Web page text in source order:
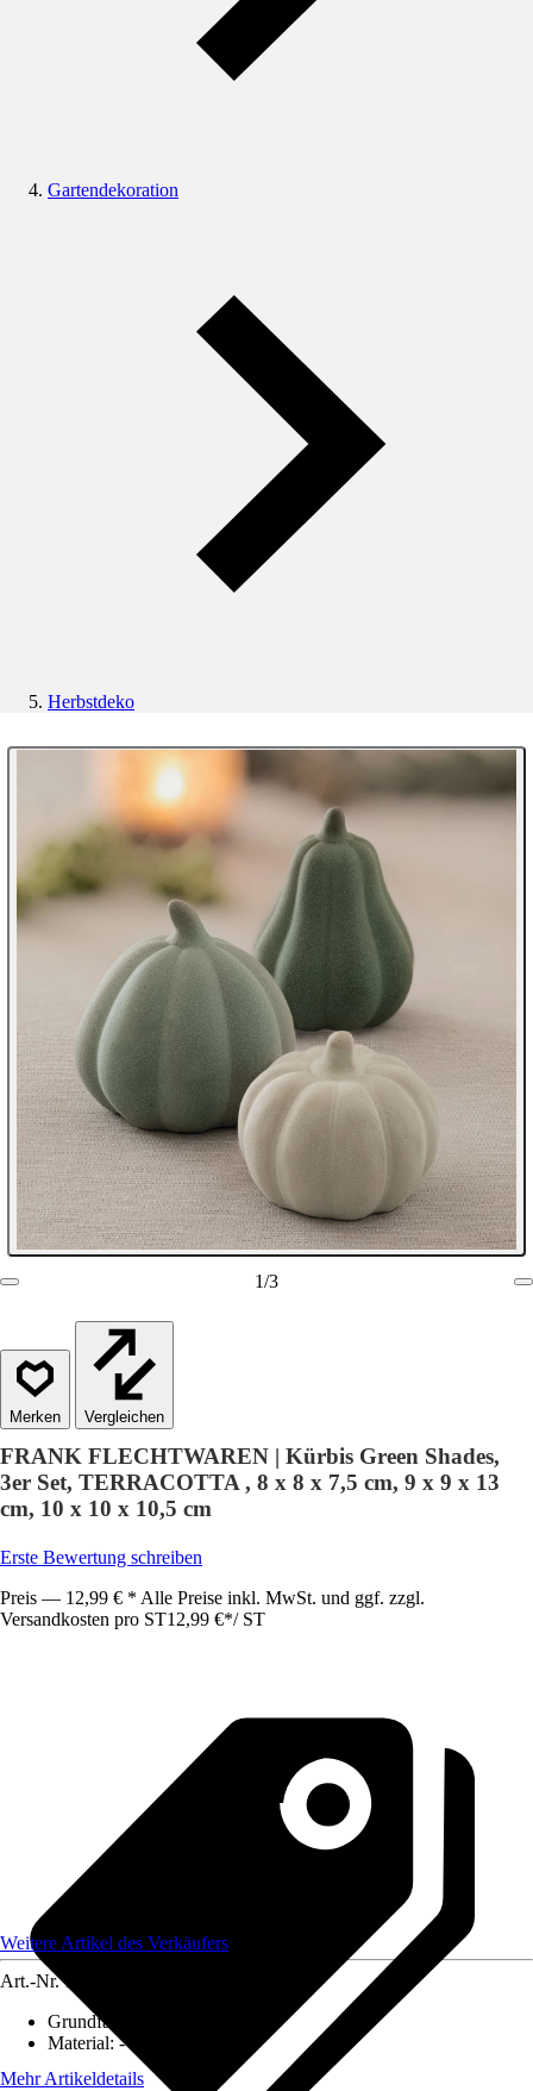
Gartendekoration
Herbstdeko
1/3
Vergleichen
FRANK FLECHTWAREN | Kürbis Green Shades,
3er Set, TERRACOTTA , 8 x 8 x 7,5 cm, 9 x 9 x 13
cm, 10 x 10 x 10,5 cm
Erste Bewertung schreiben
Preis — 12,99 € * Alle Preise inkl. MwSt. und ggf. zzgl.
Versandkosten pro ST12,99 €*/ ST
Weitere Artikel des Verkäufers
Art.-Nr. 12584136
Grundfarbe
Material:-
Mehr Artikeldetails